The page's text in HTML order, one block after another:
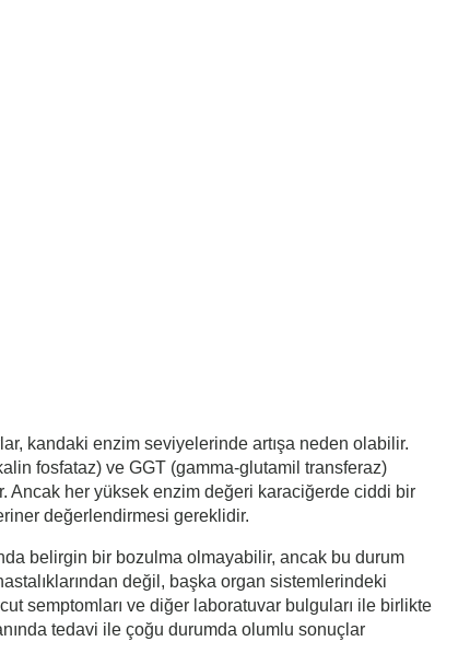
kandaki enzim seviyelerinde artışa neden olabilir.
fosfataz) ve GGT (gamma-glutamil transferaz)
Ancak her yüksek enzim değeri karaciğerde ciddi bir
değerlendirmesi gereklidir.
belirgin bir bozulma olmayabilir, ancak bu durum
değil, başka organ sistemlerindeki
semptomları ve diğer laboratuvar bulguları ile birlikte
tedavi ile çoğu durumda olumlu sonuçlar